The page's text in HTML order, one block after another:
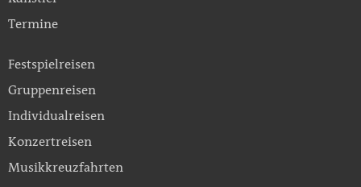
Termine
Festspielreisen
Gruppenreisen
Individualreisen
Konzertreisen
Musikkreuzfahrten